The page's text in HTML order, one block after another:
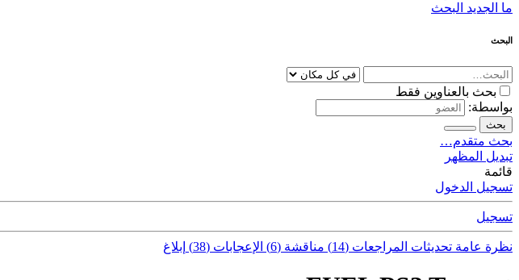
ما الجديد البحث
البحث
بحث بالعناوين فقط
بواسطة:
بحث
بحث متقدم…
تبديل المظهر
قائمة
تسجيل الدخول
تسجيل
نظرة عامة تحديثات المراجعات (14) مناقشة (6) الإعجابات (38) إبلاغ